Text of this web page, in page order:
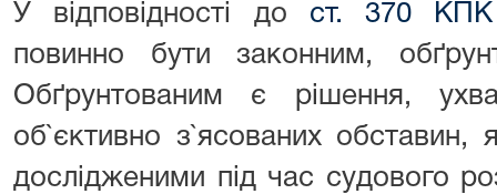
У відповідності до ст. 370 КПК
повинно бути законним,
Обґрунтованим є рішення,
об`єктивно з`ясованих обставин,
дослідженими під час судового